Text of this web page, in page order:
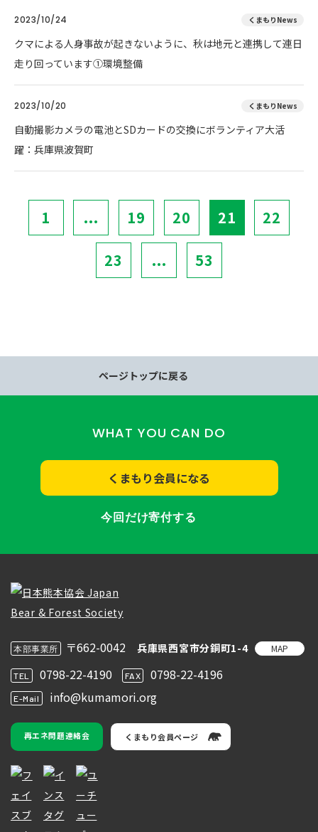
2023/10/24 くまもりNews
クマによる人身事故が起きないように、秋は地元と連携して連日
走り回っています①環境整備
2023/10/20 くまもりNews
自動撮影カメラの電池とSDカードの交換にボランティア大活
躍：兵庫県波賀町
1 ... 19 20 21 22
23 ... 53
ページトップに戻る
WHAT YOU CAN DO
くまもり会員になる
今回だけ寄付する
本部事業所 〒662-0042 兵庫県西宮市分銅町1-4 MAP
TEL 0798-22-4190 FAX 0798-22-4196
E-Mail info@kumamori.org
再エネ問題連絡会 くまもり会員ページ